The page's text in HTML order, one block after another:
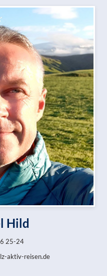
Hild
25-24
aktiv-reisen.de